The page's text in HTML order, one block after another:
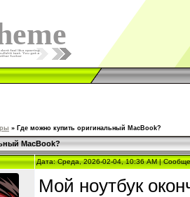
» Где можно купить оригинальный MacBook?
MacBook?
Дата: Среда, 2026-02-04, 10:36 AM |
Мой ноутбук